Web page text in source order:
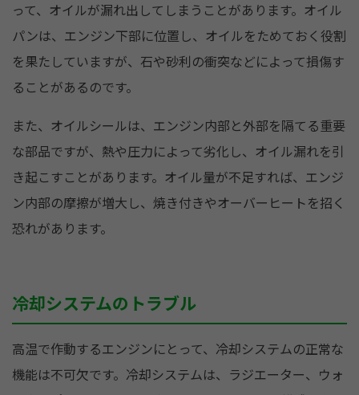
って、オイルが漏れ出してしまうことがあります。オイル
パンは、エンジン下部に位置し、オイルをためておく役割
を果たしていますが、石や砂利の衝突などによって損傷す
ることがあるのです。
また、オイルシールは、エンジン内部と外部を隔てる重要
な部品ですが、熱や圧力によって劣化し、オイル漏れを引
き起こすことがあります。オイル量が不足すれば、エンジ
ン内部の摩擦が増大し、焼き付きやオーバーヒートを招く
恐れがあります。
冷却システムのトラブル
高温で作動するエンジンにとって、冷却システムの正常な
機能は不可欠です。冷却システムは、ラジエーター、ウォ